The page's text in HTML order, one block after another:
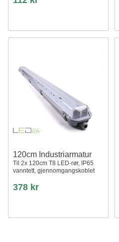
120cm Industriarmatur
Til 2x 120cm T8 LED-rør, IP65
vanntett, gjennomgangskoblet
378 kr